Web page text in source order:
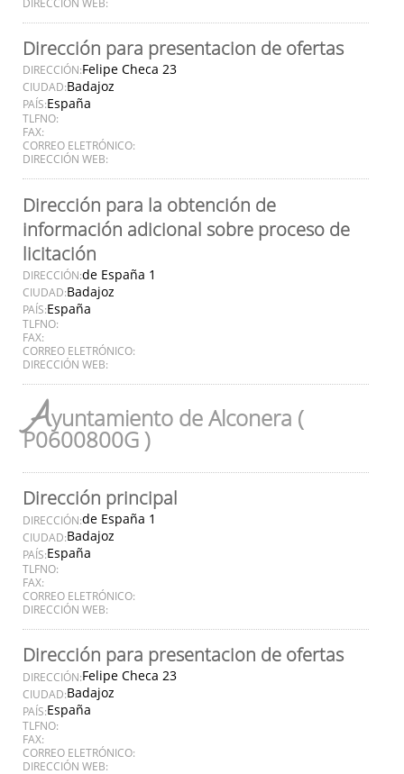
Dirección para presentacion de ofertas
DIRECCIÓN:Felipe Checa 23
CIUDAD:Badajoz
PAÍS:España
TLFNO:
FAX:
CORREO ELETRÓNICO:
DIRECCIÓN WEB:
Dirección para la obtención de
información adicional sobre proceso de
licitación
DIRECCIÓN:de España 1
CIUDAD:Badajoz
PAÍS:España
TLFNO:
FAX:
CORREO ELETRÓNICO:
DIRECCIÓN WEB:
Ayuntamiento de Alconera (
P0600800G )
Dirección principal
DIRECCIÓN:de España 1
CIUDAD:Badajoz
PAÍS:España
TLFNO:
FAX:
CORREO ELETRÓNICO:
DIRECCIÓN WEB:
Dirección para presentacion de ofertas
DIRECCIÓN:Felipe Checa 23
CIUDAD:Badajoz
PAÍS:España
TLFNO:
FAX:
CORREO ELETRÓNICO:
DIRECCIÓN WEB: